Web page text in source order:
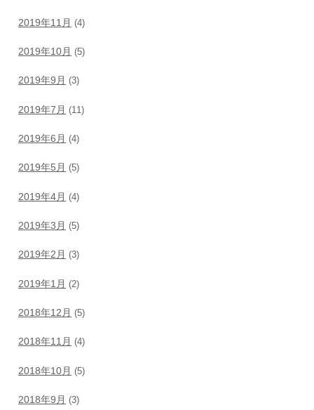
2019年11月 (4)
2019年10月 (5)
2019年9月 (3)
2019年7月 (11)
2019年6月 (4)
2019年5月 (5)
2019年4月 (4)
2019年3月 (5)
2019年2月 (3)
2019年1月 (2)
2018年12月 (5)
2018年11月 (4)
2018年10月 (5)
2018年9月 (3)